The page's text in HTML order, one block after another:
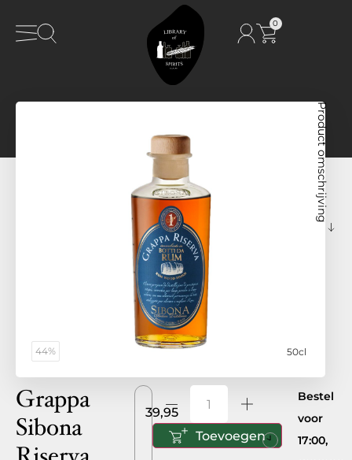
0
44% 50cl
Product omschrijving
Grappa
Sibona
39,95
Toevoegen
Bestel
voor
17:00,